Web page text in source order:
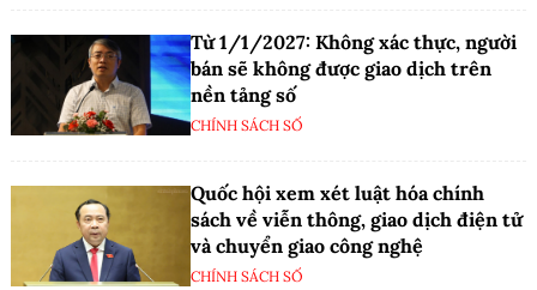
Từ 1/1/2027: Không xác thực, người
bán sẽ không được giao dịch trên
nền tảng số
CHÍNH SÁCH SỐ
Quốc hội xem xét luật hóa chính
sách về viễn thông, giao dịch điện tử
và chuyển giao công nghệ
CHÍNH SÁCH SỐ